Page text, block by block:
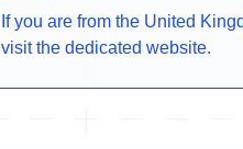
If you are from the United
visit the dedicated website.